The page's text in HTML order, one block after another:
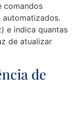
comandos
e indica quantas
de atualizar
de